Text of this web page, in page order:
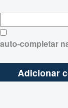
auto-completar